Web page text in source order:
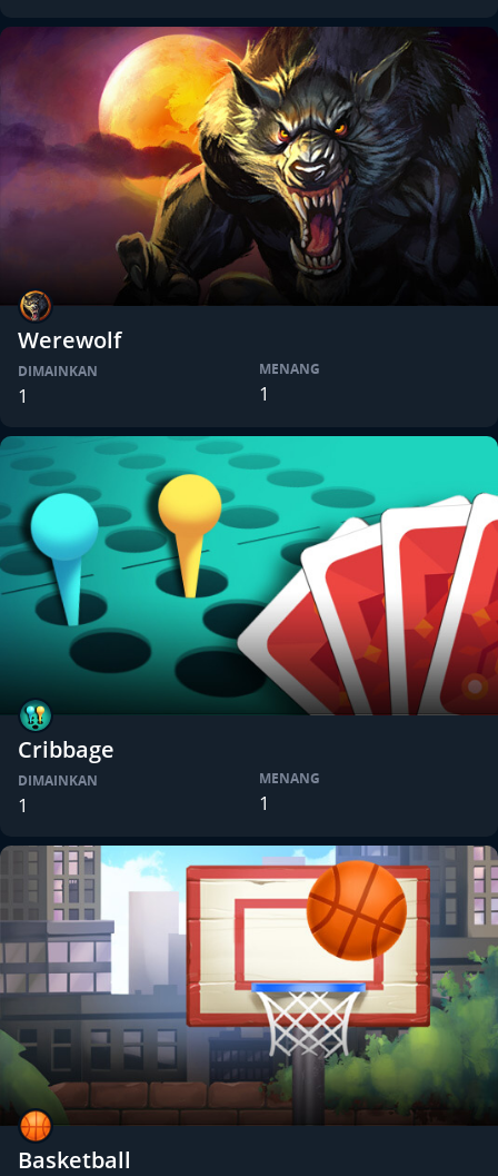
Werewolf
DIMAINKAN
1
MENANG
1
Cribbage
DIMAINKAN
1
MENANG
1
Basketball